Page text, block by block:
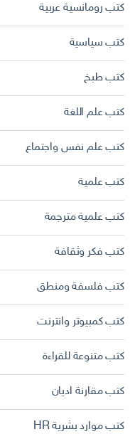
كتب رومانسية عربية
كتب سياسية
كتب طبخ
كتب علم اللغة
كتب علم نفس واجتماع
كتب علمية
كتب علمية مترجمة
كتب فكر وثقافة
كتب فلسفة ومنطق
كتب كمبيوتر وانترنت
كتب متنوعة للقراءة
كتب مقارنة اديان
كتب موارد بشرية HR